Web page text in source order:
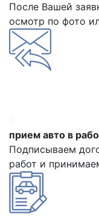
После Вашей
осмотр по фото
прием авто в
Подписываем
работ и